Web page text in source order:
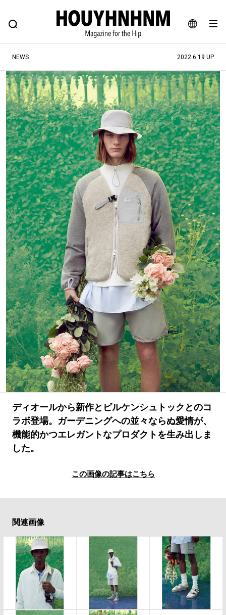
JA
EN
FEATURE BLOG SNAP
ヒップなファッション、カルチャー、ライフスタイルWEBマガジン
#注目のタグ
#SHOPPING ADDICT #憧れの逸品
#ESSENTIAL DESIGNS #古着サミット
#NEW VINTAGE #マイナーグッド図鑑
#路地裏てぃーん。 #MONTHLY JOURNAL
#GH 銘品の所以 #フイナムのYouTube
#Commune H #FOCUS IT #AH.H
#ととけん #FASHION #MUSIC #MOVIE
#LIFESTYLE #SNEAKER #OUTDOOR
#SPORTS #HANDSOME HANDBOOK
NEWS 2022.6.19 UP
ディオールから新作とビルケンシュトックとのコ
ラボ登場。ガーデニングへの並々ならぬ愛情が、
機能的かつエレガントなプロダクトを生み出しま
した。
この画像の記事はこちら
関連画像